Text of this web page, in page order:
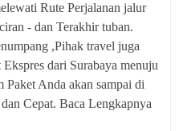
Rute Perjalanan jalur
- dan Terakhir tuban.
,Pihak travel juga
dari Surabaya menuju
Paket Anda akan sampai di
Cepat. Baca Lengkapnya